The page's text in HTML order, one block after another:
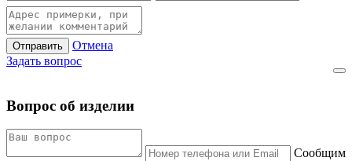
Отправить
Отмена
Задать вопрос
Вопрос об изделии
Сообщим